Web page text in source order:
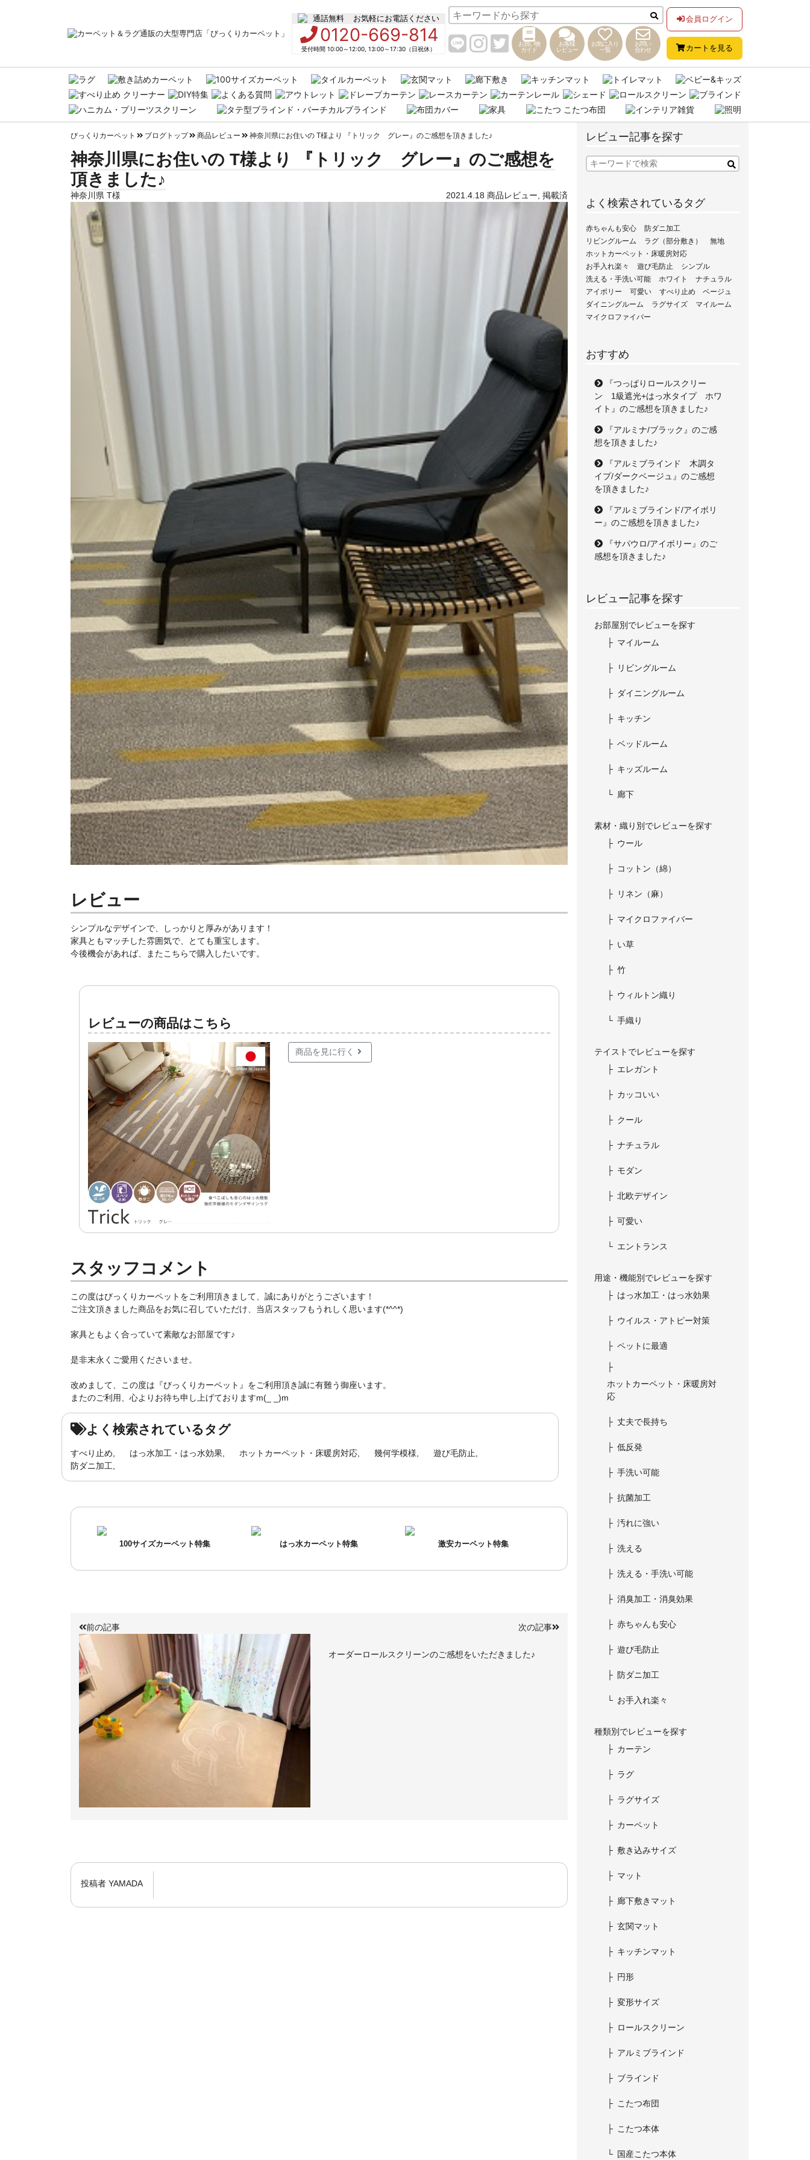
お気軽にお電話ください
0120-669-814
受付時間 10:00～12:00, 13:00～17:30（日祝休）
お買い物
ガイド
お客様
レビュー
お気に入り
一覧
お問い
合わせ
会員ログイン
カートを見る
びっくりカーペット ブログトップ 商品レビュー 神奈川県にお住いの T様より 『トリック グレー』のご感想を頂きました♪
神奈川県にお住いの T様より 『トリック グレー』のご感想を
頂きました♪
神奈川県 T様 2021.4.18 商品レビュー 掲載済
レビュー
シンプルなデザインで、しっかりと厚みがあります！
家具ともマッチした雰囲気で、とても重宝します。
今後機会があれば、またこちらで購入したいです。
レビューの商品はこちら
商品を見に行く
スタッフコメント
この度はびっくりカーペットをご利用頂きまして、誠にありがとうございます！
ご注文頂きました商品をお気に召していただけ、当店スタッフもうれしく思います(*^^*)
家具ともよく合っていて素敵なお部屋です♪
是非末永くご愛用くださいませ。
改めまして、この度は『びっくりカーペット』をご利用頂き誠に有難う御座います。
またのご利用、心よりお待ち申し上げておりますm(_ _)m
よく検索されているタグ
すべり止め はっ水加工・はっ水効果 ホットカーペット・床暖房対応 幾何学模様
遊び毛防止
防ダニ加工
100サイズカーペット特集 はっ水カーペット特集 激安カーペット特集
前の記事 次の記事
オーダーロールスクリーンのご感想をいただきました♪
投稿者 YAMADA
レビュー記事を探す
よく検索されているタグ
赤ちゃんも安心
防ダニ加工
リビングルーム
ラグ（部分敷き）
無地
ホットカーペット・床暖房対応
お手入れ楽々
遊び毛防止
シンプル
洗える・手洗い可能
ホワイト
ナチュラル
アイボリー
可愛い すべり止め
ベージュ
ダイニングルーム
ラグサイズ
マイルーム
マイクロファイバー
おすすめ
『つっぱりロールスクリー
ン 1級遮光+はっ水タイプ ホワ
イト』のご感想を頂きました♪
『アルミナ/ブラック』のご感
想を頂きました♪
『アルミブラインド 木調タ
イプ/ダークベージュ』のご感想
を頂きました♪
『アルミブラインド/アイボリ
ー』のご感想を頂きました♪
『サパウロ/アイボリー』のご
感想を頂きました♪
レビュー記事を探す
お部屋別でレビューを探す
マイルーム
リビングルーム
ダイニングルーム
キッチン
ベッドルーム
キッズルーム
廊下
素材・織り別でレビューを探す
ウール
コットン（綿）
リネン（麻）
マイクロファイバー
い草
竹
ウィルトン織り
手織り
テイストでレビューを探す
エレガント
カッコいい
クール
ナチュラル
モダン
北欧デザイン
可愛い
エントランス
用途・機能別でレビューを探す
はっ水加工・はっ水効果
ウイルス・アトピー対策
ペットに最適
ホットカーペット・床暖房対
応
丈夫で長持ち
低反発
手洗い可能
抗菌加工
汚れに強い
洗える
洗える・手洗い可能
消臭加工・消臭効果
赤ちゃんも安心
遊び毛防止
防ダニ加工
お手入れ楽々
種類別でレビューを探す
カーテン
ラグ
ラグサイズ
カーペット
敷き込みサイズ
マット
廊下敷きマット
玄関マット
キッチンマット
円形
変形サイズ
ロールスクリーン
アルミブラインド
ブラインド
こたつ布団
こたつ本体
国産こたつ本体